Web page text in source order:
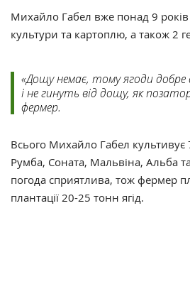
Михайло Габел вже понад 9
культури та картоплю, а також 2
«Дощу немає, тому ягоди
і не гинуть від дощу, як
фермер.
Всього Михайло Габел культивує
Румба, Соната, Мальвіна, Альба
погода сприятлива, тож фермер
плантації 20-25 тонн ягід.